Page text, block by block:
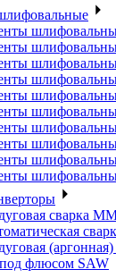
сварка
флюсом SAW